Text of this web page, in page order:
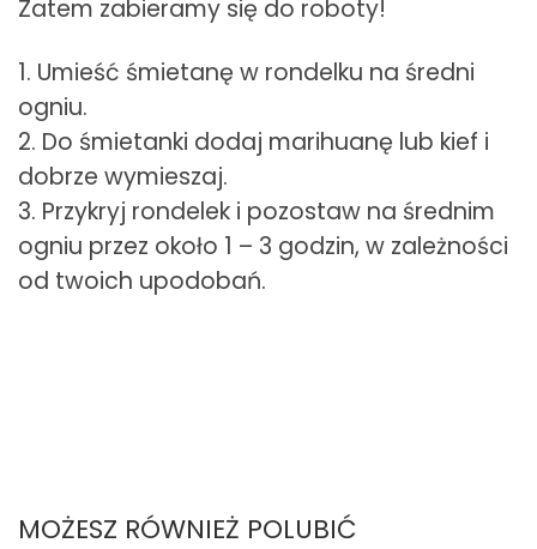
Zatem zabieramy się do roboty!
1. Umieść śmietanę w rondelku na średni
ogniu.
2. Do śmietanki dodaj marihuanę lub kief i
dobrze wymieszaj.
3. Przykryj rondelek i pozostaw na średnim
ogniu przez około 1 – 3 godzin, w zależności
od twoich upodobań.
MOŻESZ RÓWNIEŻ POLUBIĆ